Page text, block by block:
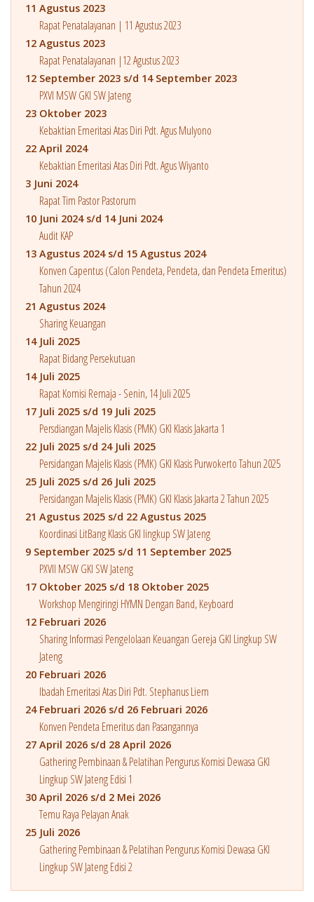
11 Agustus 2023
Rapat Penatalayanan | 11 Agustus 2023
12 Agustus 2023
Rapat Penatalayanan |12 Agustus 2023
12 September 2023 s/d 14 September 2023
PXVI MSW GKI SW Jateng
23 Oktober 2023
Kebaktian Emeritasi Atas Diri Pdt. Agus Mulyono
22 April 2024
Kebaktian Emeritasi Atas Diri Pdt. Agus Wiyanto
3 Juni 2024
Rapat Tim Pastor Pastorum
10 Juni 2024 s/d 14 Juni 2024
Audit KAP
13 Agustus 2024 s/d 15 Agustus 2024
Konven Capentus (Calon Pendeta, Pendeta, dan Pendeta Emeritus)
Tahun 2024
21 Agustus 2024
Sharing Keuangan
14 Juli 2025
Rapat Bidang Persekutuan
14 Juli 2025
Rapat Komisi Remaja - Senin, 14 Juli 2025
17 Juli 2025 s/d 19 Juli 2025
Persdiangan Majelis Klasis (PMK) GKI Klasis Jakarta 1
22 Juli 2025 s/d 24 Juli 2025
Persidangan Majelis Klasis (PMK) GKI Klasis Purwokerto Tahun 2025
25 Juli 2025 s/d 26 Juli 2025
Persidangan Majelis Klasis (PMK) GKI Klasis Jakarta 2 Tahun 2025
21 Agustus 2025 s/d 22 Agustus 2025
Koordinasi LitBang Klasis GKI lingkup SW Jateng
9 September 2025 s/d 11 September 2025
PXVII MSW GKI SW Jateng
17 Oktober 2025 s/d 18 Oktober 2025
Workshop Mengiringi HYMN Dengan Band, Keyboard
12 Februari 2026
Sharing Informasi Pengelolaan Keuangan Gereja GKI Lingkup SW
Jateng
20 Februari 2026
Ibadah Emeritasi Atas Diri Pdt. Stephanus Liem
24 Februari 2026 s/d 26 Februari 2026
Konven Pendeta Emeritus dan Pasangannya
27 April 2026 s/d 28 April 2026
Gathering Pembinaan & Pelatihan Pengurus Komisi Dewasa GKI
Lingkup SW Jateng Edisi 1
30 April 2026 s/d 2 Mei 2026
Temu Raya Pelayan Anak
25 Juli 2026
Gathering Pembinaan & Pelatihan Pengurus Komisi Dewasa GKI
Lingkup SW Jateng Edisi 2